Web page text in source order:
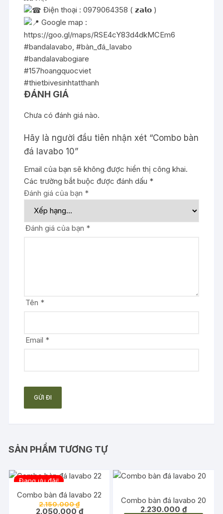
Điện thoại : 0979064358 ( 𝘇𝗮𝗹𝗼 )
Google map :
https://goo.gl/maps/RSE4cY83d4dkMCEm6
#bandalavabo ,#bàn_đá_lavabo
#bandalavabogiare
#157hoangquocviet
#thietbivesinhtatthanh
ĐÁNH GIÁ
Chưa có đánh giá nào.
Hãy là người đầu tiên nhận xét “Combo bàn
đá lavabo 10”
Email của bạn sẽ không được hiển thị công khai.
Các trường bắt buộc được đánh dấu *
Đánh giá của bạn *
Đánh giá của bạn *
Tên *
Email *
SẢN PHẨM TƯƠNG TỰ
Đang ưu đãi!
Combo bàn đá lavabo 22
2.150.000₫Giá
gốc
2.050.000₫Giá
Combo bàn đá lavabo 20
2.230.000₫